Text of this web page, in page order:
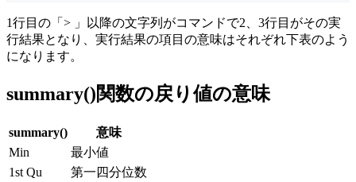
1行目の「> 」以降の文字列がコマンドで2、3行目がその実
行結果となり、実行結果の項目の意味はそれぞれ下表のよう
になります。
summary()関数の戻り値の意味
summary()
意味
Min
最小値
1st Qu
第一四分位数